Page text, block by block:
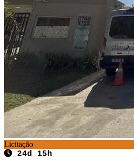
Licitação
24d 15h